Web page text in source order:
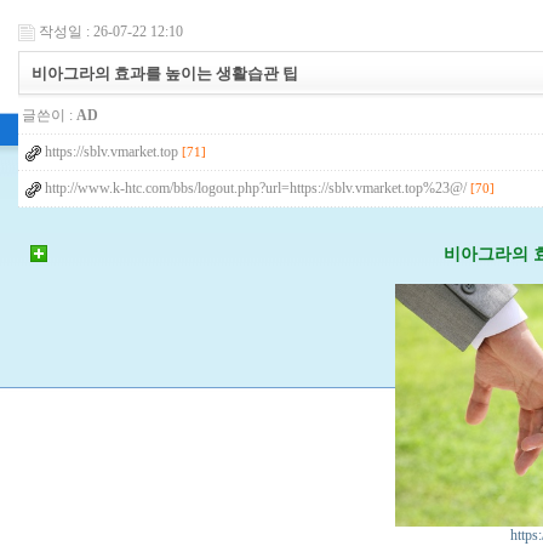
작성일 : 26-07-22 12:10
비아그라의 효과를 높이는 생활습관 팁
글쓴이 : AD
https://sblv.vmarket.top [71]
http://www.k-htc.com/bbs/logout.php?url=https://sblv.vmarket.top%23@/ [70]
비아그라의